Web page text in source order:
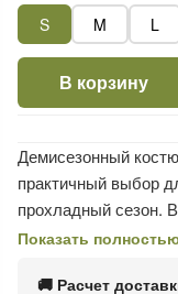
S
M L
В корзину
Демисезонный
практичный выбор
прохладный сезон.
SoftShell , мягкого
Показать
🚚 Расчет